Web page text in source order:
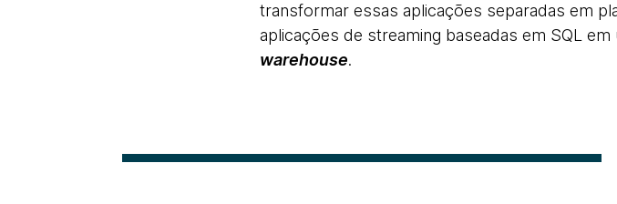
transformar essas aplicações separadas em
aplicações de streaming baseadas em SQL
warehouse.